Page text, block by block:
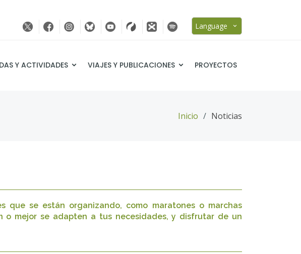
Language
Y ACTIVIDADES VIAJES Y PUBLICACIONES PROYECTOS
Inicio Noticias
se están organizando, como maratones o marchas
o mejor se adapten a tus necesidades, y disfrutar de un